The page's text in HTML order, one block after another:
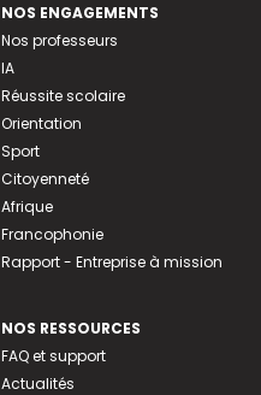
NOS ENGAGEMENTS
Nos professeurs
IA
Réussite scolaire
Orientation
Sport
Citoyenneté
Afrique
Francophonie
Rapport - Entreprise à mission
NOS RESSOURCES
FAQ et support
Actualités